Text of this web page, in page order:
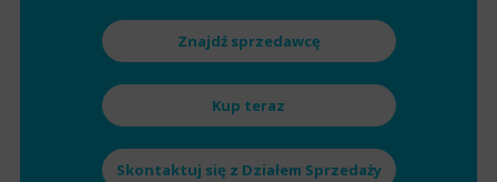
Znajdź sprzedawcę
Kup teraz
Skontaktuj się z Działem Sprzedaży